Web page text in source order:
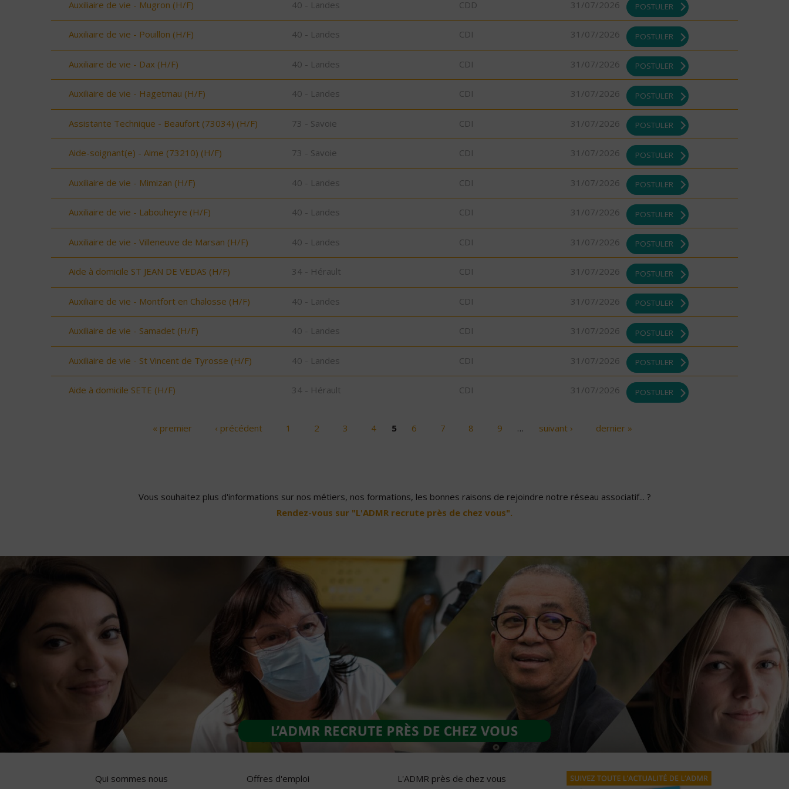
Auxiliaire de vie - Mugron (H/F) 40 - Landes CDD 31/07/2026 POSTULER
Auxiliaire de vie - Pouillon (H/F) 40 - Landes CDI 31/07/2026 POSTULER
Auxiliaire de vie - Dax (H/F) 40 - Landes CDI 31/07/2026 POSTULER
Auxiliaire de vie - Hagetmau (H/F) 40 - Landes CDI 31/07/2026 POSTULER
Assistante Technique - Beaufort (73034) (H/F) 73 - Savoie CDI 31/07/2026 POSTULER
Aide-soignant(e) - Aime (73210) (H/F) 73 - Savoie CDI 31/07/2026 POSTULER
Auxiliaire de vie - Mimizan (H/F) 40 - Landes CDI 31/07/2026 POSTULER
Auxiliaire de vie - Labouheyre (H/F) 40 - Landes CDI 31/07/2026 POSTULER
Auxiliaire de vie - Villeneuve de Marsan (H/F) 40 - Landes CDI 31/07/2026 POSTULER
Aide à domicile ST JEAN DE VEDAS (H/F) 34 - Hérault CDI 31/07/2026 POSTULER
Auxiliaire de vie - Montfort en Chalosse (H/F) 40 - Landes CDI 31/07/2026 POSTULER
Auxiliaire de vie - Samadet (H/F) 40 - Landes CDI 31/07/2026 POSTULER
Auxiliaire de vie - St Vincent de Tyrosse (H/F) 40 - Landes CDI 31/07/2026 POSTULER
Aide à domicile SETE (H/F) 34 - Hérault CDI 31/07/2026 POSTULER
« premier ‹ précédent 1 2 3 4 5 6 7 8 9 … suivant › dernier »
Vous souhaitez plus d'informations sur nos métiers, nos formations, les bonnes raisons de rejoindre notre réseau associatif... ?
Rendez-vous sur "L'ADMR recrute près de chez vous".
Qui sommes nous
Offres d'emploi
L'ADMR près de chez vous